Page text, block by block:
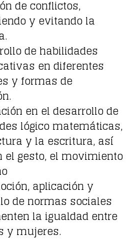
de conflictos,
y evitando la
de habilidades
en diferentes
y formas de
en el desarrollo de
lógico matemáticas,
y la escritura, así
el gesto, el movimiento
aplicación y
de normas sociales
la igualdad entre
y mujeres.